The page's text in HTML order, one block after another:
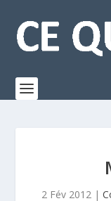
2 Fév 2012 |